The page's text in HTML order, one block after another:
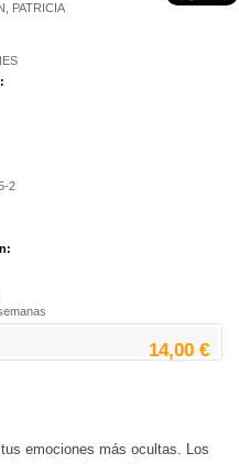
PATRICIA
2
14,00 €
emociones más ocultas. Los